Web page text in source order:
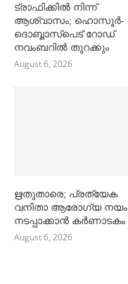
ട്രാഫിക്കില്‍ നിന്ന്
ആശ്വാസം; ഹൊസൂര്‍-
ദൊബ്ബാസ്പെട് റോഡ്
നവംബറില്‍ തുറക്കും
August 6, 2026
ഋതുതാരെ; പ്രത്യേക
വനിതാ ആരോഗ്യ നയം
നടപ്പാക്കാൻ കര്‍ണാടകം
August 6, 2026